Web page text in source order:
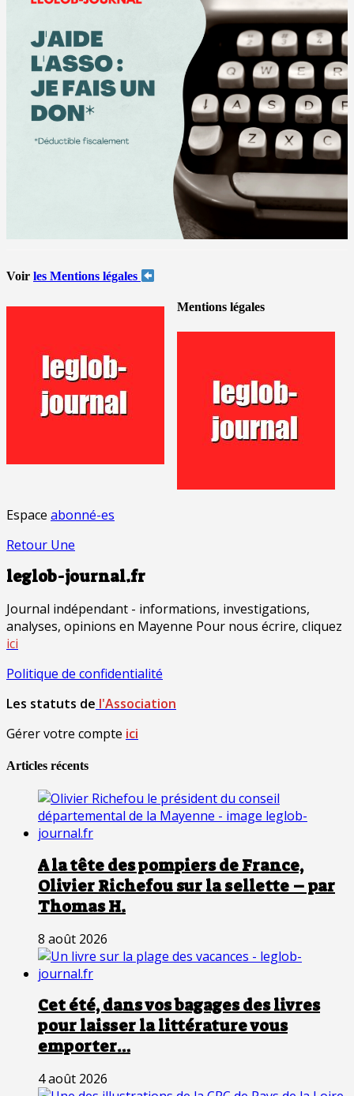
Voir les Mentions légales
Mentions légales
Espace abonné-es
Retour Une
leglob-journal.fr
Journal indépendant - informations, investigations,
analyses, opinions en Mayenne Pour nous écrire, cliquez
ici
Politique de confidentialité
Les statuts de l'Association
Gérer votre compte ici
Articles récents
A la tête des pompiers de France,
Olivier Richefou sur la sellette – par
Thomas H.
8 août 2026
Cet été, dans vos bagages des livres
pour laisser la littérature vous
emporter…
4 août 2026